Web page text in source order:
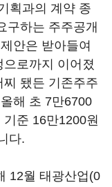
획과의 계약 종
하는 주주공개
안은 받아들여
로까지 이어졌
됐든 기존주주
해 초 7만6700
준 16만1200원
다.
12월 태광산업(0